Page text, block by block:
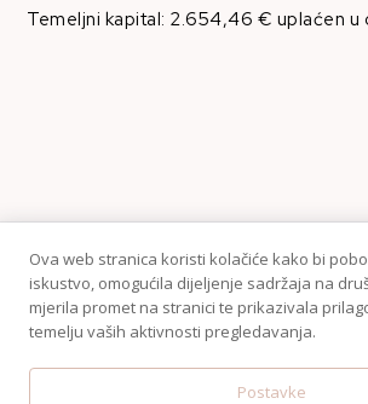
Temeljni kapital: 2.654,46 € uplaćen u
Ova web stranica koristi kolačiće kako bi
iskustvo, omogućila dijeljenje sadržaja na
mjerila promet na stranici te prikazivala
temelju vaših aktivnosti pregledavanja.
Postavke